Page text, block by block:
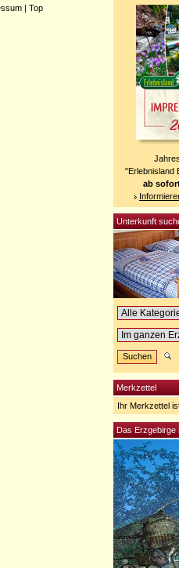
| Top
"Erlebnisland
ab
Unterkunft
Merkzettel
Ihr Merkzettel
Das Erzgebirge